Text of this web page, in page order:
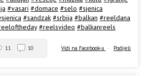
#vasari #domace #selo #sjenica
#sandzak #srbija #balkan #reeldana
#reelsvideo #balkanreels
Vidi na Facebook-u · Podijeli
11 10